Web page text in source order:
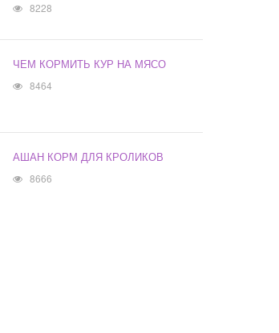
8228
ЧЕМ КОРМИТЬ КУР НА МЯСО
8464
АШАН КОРМ ДЛЯ КРОЛИКОВ
8666